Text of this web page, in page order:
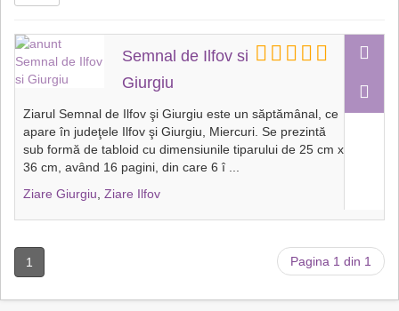
Semnal de Ilfov si
Giurgiu
Ziarul Semnal de Ilfov şi Giurgiu este un săptămânal, ce
apare în judeţele Ilfov şi Giurgiu, Miercuri. Se prezintă
sub formă de tabloid cu dimensiunile tiparului de 25 cm x
36 cm, având 16 pagini, din care 6 î
Ziare Giurgiu Ziare Ilfov
1 Pagina 1 din 1